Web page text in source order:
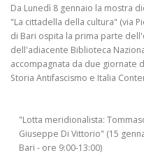
Da Lunedì 8 gennaio la mostra
"La cittadella della cultura" (via
di Bari ospita la prima parte
dell'adiacente Biblioteca
accompagnata da due giornate
Storia Antifascismo e Italia
"Lotta meridionalista:
Giuseppe Di Vittorio" (15
Bari - ore 9:00-13:00)